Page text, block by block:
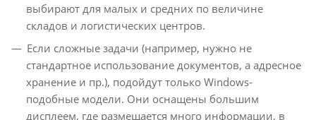
выбирают для малых и средних по величине
складов и логистических центров.
Если сложные задачи (например, нужно не
стандартное использование документов, а адресное
хранение и пр.), подойдут только Windows-
подобные модели. Они оснащены большим
дисплеем, где размещается много информации, в